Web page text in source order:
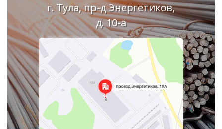
г. Тула, пр-д Энергетиков,
д. 10-а